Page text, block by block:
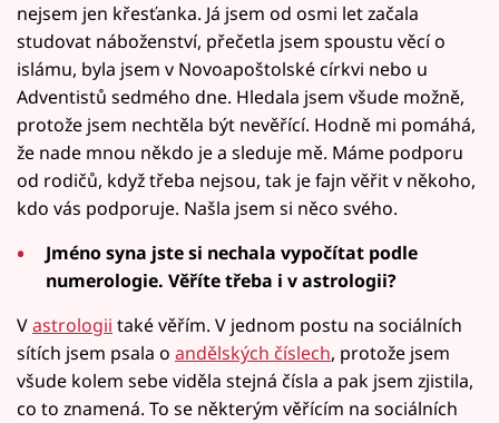
nejsem jen křesťanka. Já jsem od osmi let začala
studovat náboženství, přečetla jsem spoustu věcí o
islámu, byla jsem v Novoapoštolské církvi nebo u
Adventistů sedmého dne. Hledala jsem všude možně,
protože jsem nechtěla být nevěřící. Hodně mi pomáhá,
že nade mnou někdo je a sleduje mě. Máme podporu
od rodičů, když třeba nejsou, tak je fajn věřit v někoho,
kdo vás podporuje. Našla jsem si něco svého.
Jméno syna jste si nechala vypočítat podle
numerologie. Věříte třeba i v astrologii?
Vastrologii také věřím. V jednom postu na sociálních
sítích jsem psala o andělských číslech, protože jsem
všude kolem sebe viděla stejná čísla a pak jsem zjistila,
co to znamená. To se některým věřícím na sociálních